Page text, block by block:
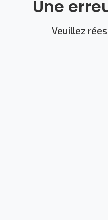
Une
Veuillez